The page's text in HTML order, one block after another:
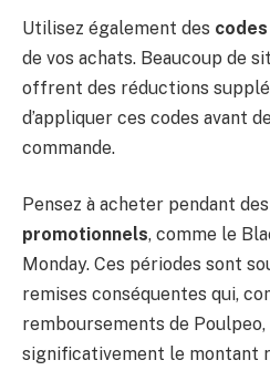
Utilisez également des
de vos achats. Beaucoup de
offrent des réductions
d’appliquer ces codes avant
commande.
Pensez à acheter pendant des
promotionnels, comme le
Monday. Ces périodes sont
remises conséquentes qui,
remboursements de
significativement le montant